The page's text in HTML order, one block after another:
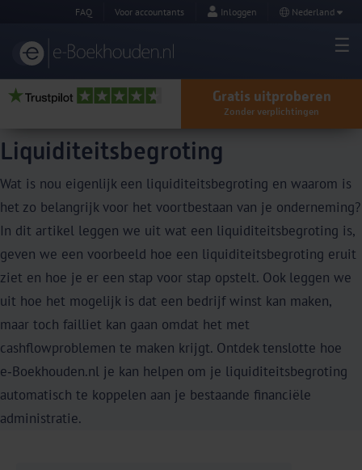
FAQ Voor accountants Inloggen Nederland
Gratis uitproberen
Zonder verplichtingen
Liquiditeitsbegroting
Wat is nou eigenlijk een liquiditeitsbegroting en waarom is
het zo belangrijk voor het voortbestaan van je onderneming?
In dit artikel leggen we uit wat een liquiditeitsbegroting is,
geven we een voorbeeld hoe een liquiditeitsbegroting eruit
ziet en hoe je er een stap voor stap opstelt. Ook leggen we
uit hoe het mogelijk is dat een bedrijf winst kan maken,
maar toch failliet kan gaan omdat het met
cashflowproblemen te maken krijgt. Ontdek tenslotte hoe
e‑Boekhouden.nl je kan helpen om je liquiditeitsbegroting
automatisch te koppelen aan je bestaande financiële
administratie.